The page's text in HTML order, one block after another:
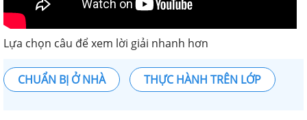
Lựa chọn câu để xem lời giải nhanh hơn
CHUẨN BỊ Ở NHÀ THỰC HÀNH TRÊN LỚP